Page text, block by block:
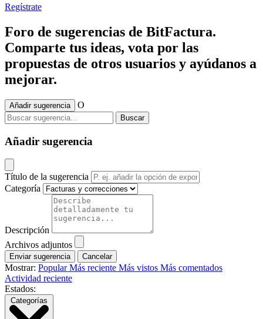
Regístrate
Foro de sugerencias de BitFactura.
Comparte tus ideas, vota por las
propuestas de otros usuarios y ayúdanos a
mejorar.
Añadir sugerencia O
Buscar
Añadir sugerencia
Título de la sugerencia
Categoría
Descripción
Archivos adjuntos
Cancelar
Mostrar: PopularMás reciente Más vistos Más comentados
Actividad reciente
Estados:
Categorías